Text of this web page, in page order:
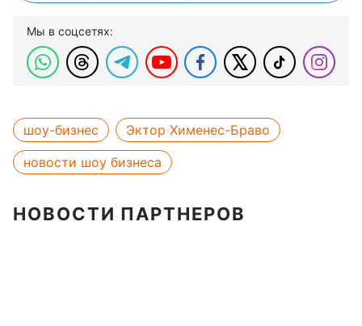
Мы в соцсетях:
шоу-бизнес
Эктор Хименес-Браво
новости шоу бизнеса
НОВОСТИ ПАРТНЕРОВ